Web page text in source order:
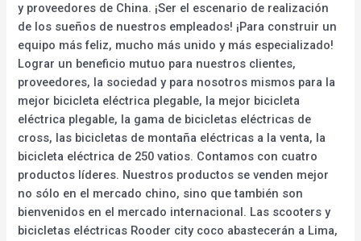
y proveedores de China. ¡Ser el escenario de realización
de los sueños de nuestros empleados! ¡Para construir un
equipo más feliz, mucho más unido y más especializado!
Lograr un beneficio mutuo para nuestros clientes,
proveedores, la sociedad y para nosotros mismos para la
mejor bicicleta eléctrica plegable, la mejor bicicleta
eléctrica plegable, la gama de bicicletas eléctricas de
cross, las bicicletas de montaña eléctricas a la venta, la
bicicleta eléctrica de 250 vatios. Contamos con cuatro
productos líderes. Nuestros productos se venden mejor
no sólo en el mercado chino, sino que también son
bienvenidos en el mercado internacional. Las scooters y
bicicletas eléctricas Rooder city coco abastecerán a Lima,